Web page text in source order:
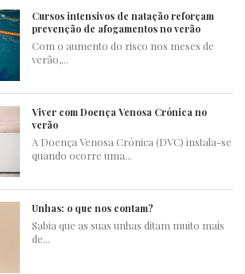
Cursos intensivos de natação reforçam
prevenção de afogamentos no verão
Com o aumento do risco nos meses de
verão,...
Viver com Doença Venosa Crónica no
verão
A Doença Venosa Crónica (DVC) instala-se
quando ocorre uma...
Unhas: o que nos contam?
Sabia que as suas unhas ditam muito mais
de...